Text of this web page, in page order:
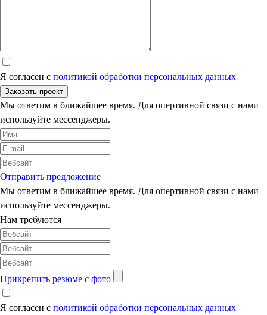
Я согласен с политикой обработки персональных данных
Заказать проект
Мы ответим в ближайшее время. Для опертивной связи с нами
используйте мессенджеры.
Отправить предложение
Мы ответим в ближайшее время. Для опертивной связи с нами
используйте мессенджеры.
Нам требуются
Прикрепить резюме с фото
Я согласен с политикой обработки персональных данных